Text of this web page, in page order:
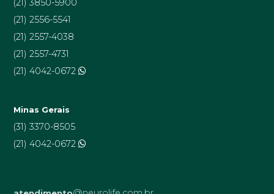
(21) 3850-5900
(21) 2556-5541
(21) 2557-4038
(21) 2557-4731
(21) 4042-0672
Minas Gerais
(31) 3370-8505
(21) 4042-0672
atendimento@neurolife.com.br